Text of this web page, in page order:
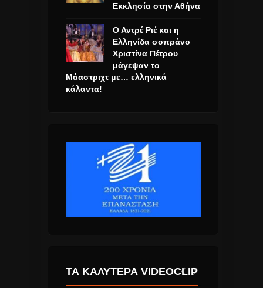
Εκκλησία στην Αθήνα
Ο Αντρέ Ριέ και η
Ελληνίδα σοπράνο
Χριστίνα Πέτρου
μάγεψαν το
Μάαστριχτ με… ελληνικά
κάλαντα!
ΤΑ ΚΑΛΎΤΕΡΑ VIDEOCLIP